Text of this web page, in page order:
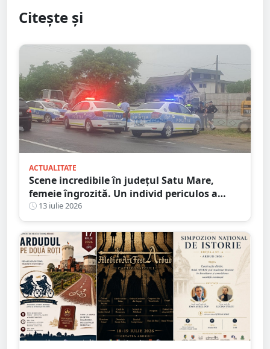
Citește și
ACTUALITATE
Scene incredibile în județul Satu Mare,
femeie îngrozită. Un individ periculos a
făcut praf Codul Penal
13 iulie 2026